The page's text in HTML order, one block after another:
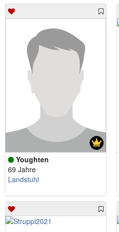
Youghten
69 Jahre
Landstuhl